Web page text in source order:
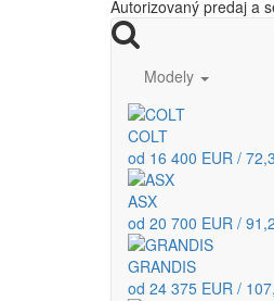
Autorizovaný predaj a
Modely
COLT
od 16 400 EUR /
ASX
od 20 700 EUR /
GRANDIS
od 24 375 EUR /